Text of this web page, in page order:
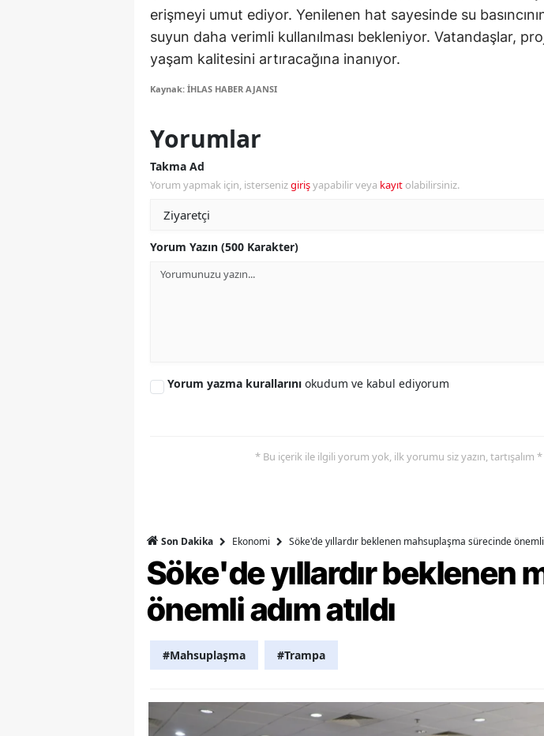
Van
Yozgat
Karaman
Iğdır
Düzce
erişmeyi umut ediyor. Yenilenen hat sayesinde su
suyun daha verimli kullanılması bekleniyor. Vatandaşlar,
yaşam kalitesini artıracağına inanıyor.
Kaynak: İHLAS HABER AJANSI
Yorumlar
Takma Ad
Yorum yapmak için, istersenizgirişyapabilir veya kayıt olabilirsiniz.
Yorum Yazın (500 Karakter)
Yorum yazma kurallarını okudum ve kabul ediyorum
* Bu içerik ile ilgili yorum yok, ilk yorumu siz yazın, tartışalım *
Son Dakika Ekonomi Söke'de yıllardır beklenen mahsuplaşma sürecinde önemli
Söke'de yıllardır beklenen
önemli adım atıldı
#Mahsuplaşma #Trampa